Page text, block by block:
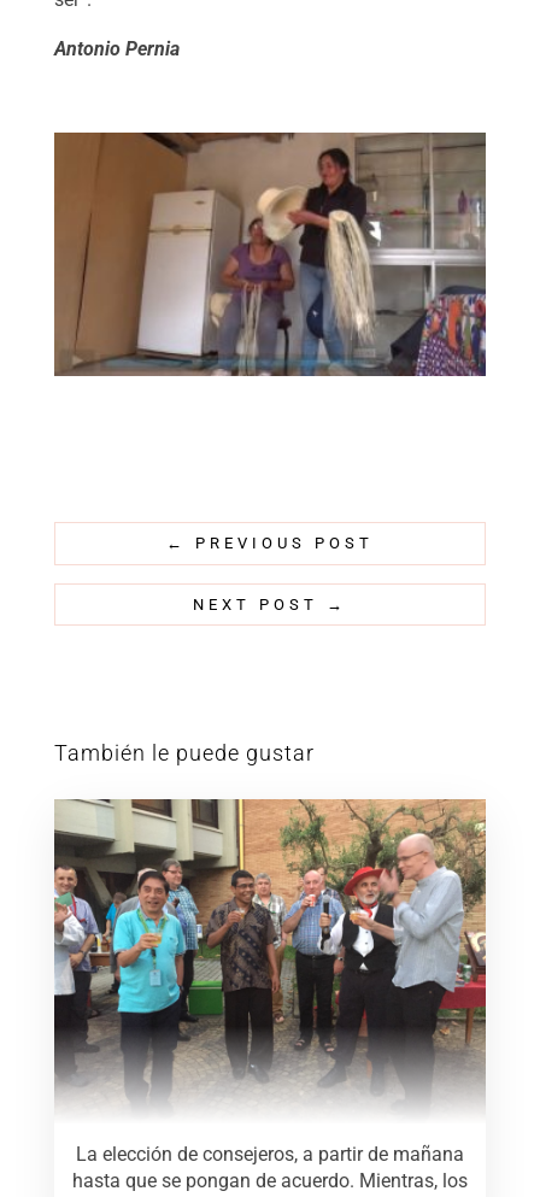
Antonio Pernia
← PREVIOUS POST
NEXT POST →
También le puede gustar
La elección de consejeros, a partir de mañana
hasta que se pongan de acuerdo. Mientras, los